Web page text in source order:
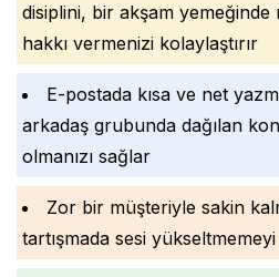
disiplini, bir akşam yemeğinde
hakkı vermenizi kolaylaştırır
E-postada kısa ve net
arkadaş grubunda dağılan
olmanızı sağlar
Zor bir müşteriyle sakin
tartışmada sesi